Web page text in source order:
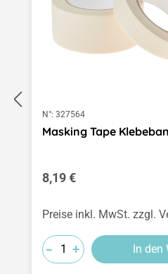
N°: 327564
Masking Tape
Regulärer Preis:
8,19 €
Preise inkl. MwSt. zzgl.
-
-
- +
+
+ In den